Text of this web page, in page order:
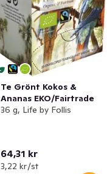
Te Grönt Kokos &
Ananas EKO/Fairtrade
36 g, Life by Follis
64,31 kr
3,22 kr /st